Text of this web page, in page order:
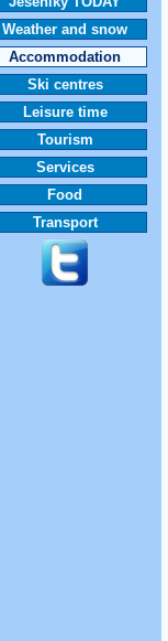
Weather and snow
Accommodation
Ski centres
Leisure time
Tourism
Services
Food
Transport